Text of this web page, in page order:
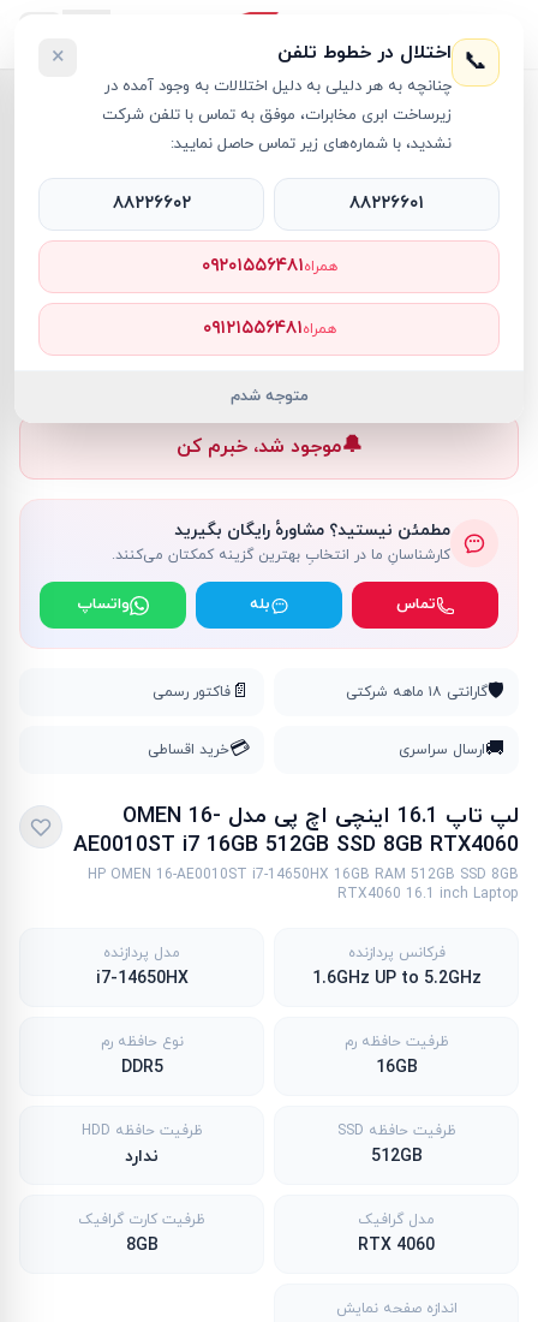
لپ تاپ OMEN
لپ تاپ OMEN RT27715
ناموجود
🔔موجود شد، خبرم کن
مطمئن نیستید؟ مشاورهٔ رایگان بگیرید
کارشناسانِ ما در انتخابِ بهترین گزینه کمکتان می‌کنند.
تماس بله واتساپ
🛡️گارانتی ۱۸ ماهه شرکتی 📄 فاکتور رسمی
🚚ارسال سراسری 💳خرید اقساطی
لپ تاپ 16.1 اینچی اچ پی مدل OMEN 16-
AE0010ST i7 16GB 512GB SSD 8GB RTX4060
HP OMEN 16-AE0010ST i7-14650HX 16GB RAM 512GB SSD 8GB
RTX4060 16.1 inch Laptop
فرکانس پردازنده
1.6GHz UP to 5.2GHz
مدل پردازنده
i7-14650HX
ظرفیت حافظه رم
16GB
نوع حافظه رم
DDR5
ظرفیت حافظه SSD
512GB
ظرفیت حافظه HDD
ندارد
مدل گرافیک
RTX 4060
ظرفیت کارت گرافیک
8GB
اندازه صفحه نمایش
📞 اختلال در خطوط تلفن
چنانچه به هر دلیلی به دلیل اختلالات به وجود آمده در
زیرساخت ابری مخابرات، موفق به تماس با تلفن شرکت
نشدید، با شماره‌های زیر تماس حاصل نمایید:
×
۸۸۲۲۶۶۰۱ ۸۸۲۲۶۶۰۲
همراه۰۹۲۰۱۵۵۶۴۸۱
همراه۰۹۱۲۱۵۵۶۴۸۱
متوجه شدم